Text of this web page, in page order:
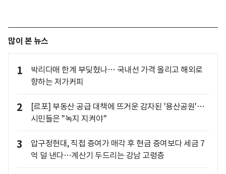
많이 본 뉴스
1
박리다매 한계 부딪혔나… 국내선 가격 올리고 해외로
향하는 저가커피
2
[르포] 부동산 공급 대책에 뜨거운 감자된 '용산공원'…
시민들은 "녹지 지켜야"
3
압구정현대, 직접 증여가 매각 후 현금 증여보다 세금 7
억 덜 낸다…계산기 두드리는 강남 고령층